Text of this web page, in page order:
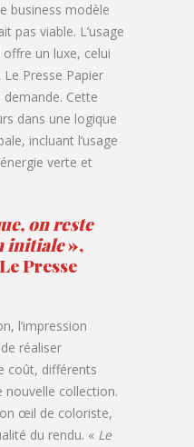
business modèle
pas viable. L’usage
offre un luxe, celui
Presse Papier
Cette
dans une logique
incluant l’usage
verte et
on reste
initiale»,
Presse
l’impression
réaliser
coût, différents
nouvelle collection.
œil de coloriste,
du rendu. « Le